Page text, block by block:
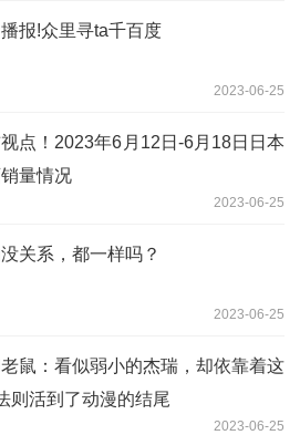
报!众里寻ta千百度
2023-06-25
点！2023年6月12日-6月18日日本
量情况
2023-06-25
关系，都一样吗？
2023-06-25
鼠：看似弱小的杰瑞，却依靠着这
则活到了动漫的结尾
2023-06-25